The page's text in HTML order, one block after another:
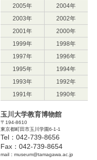
2005年
2004年
2003年
2002年
2001年
2000年
1999年
1998年
1997年
1996年
1995年
1994年
1993年
1992年
1991年
1990年
玉川大学教育博物館
〒194-8610
東京都町田市玉川学園6-1-1
Tel：042-739-8656
Fax：042-739-8654
mail：museum@tamagawa.ac.jp